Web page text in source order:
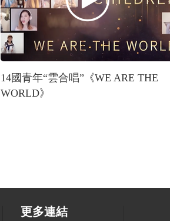
14國青年“雲合唱”《WE ARE THE
WORLD》
更多連結